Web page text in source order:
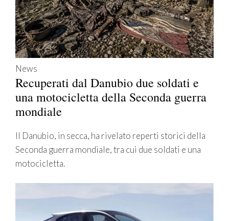
News
Recuperati dal Danubio due soldati e
una motocicletta della Seconda guerra
mondiale
Il Danubio, in secca, ha rivelato reperti storici della
Seconda guerra mondiale, tra cui due soldati e una
motocicletta.